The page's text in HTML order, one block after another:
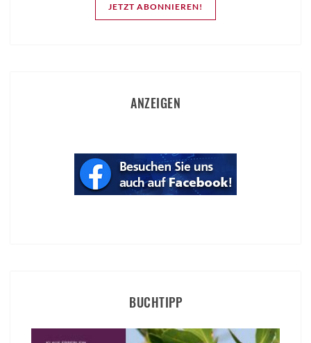
JETZT ABONNIEREN!
ANZEIGEN
BUCHTIPP